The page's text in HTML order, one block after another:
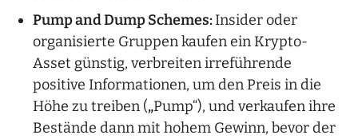
Pump and Dump Schemes:Insider oder
organisierte Gruppen kaufen ein Krypto-
Asset günstig, verbreiten irreführende
positive Informationen, um den Preis in die
Höhe zu treiben („Pump“), und verkaufen ihre
Bestände dann mit hohem Gewinn, bevor der